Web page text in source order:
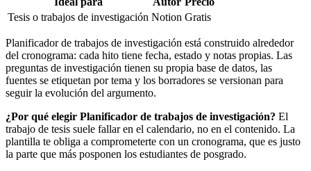
Tesis o trabajos de investigación Notion Gratis
Planificador de trabajos de investigación está construido alrededor
del cronograma: cada hito tiene fecha, estado y notas propias. Las
preguntas de investigación tienen su propia base de datos, las
fuentes se etiquetan por tema y los borradores se versionan para
seguir la evolución del argumento.
¿Por qué elegir Planificador de trabajos de investigación? El
trabajo de tesis suele fallar en el calendario, no en el contenido. La
plantilla te obliga a comprometerte con un cronograma, que es justo
la parte que más posponen los estudiantes de posgrado.